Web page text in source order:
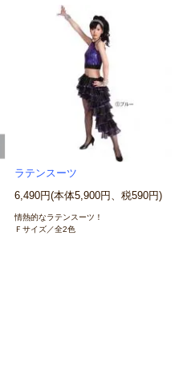
ラテンスーツ
6,490円(本体5,900円、税590円)
情熱的なラテンスーツ！
Ｆサイズ／全2色